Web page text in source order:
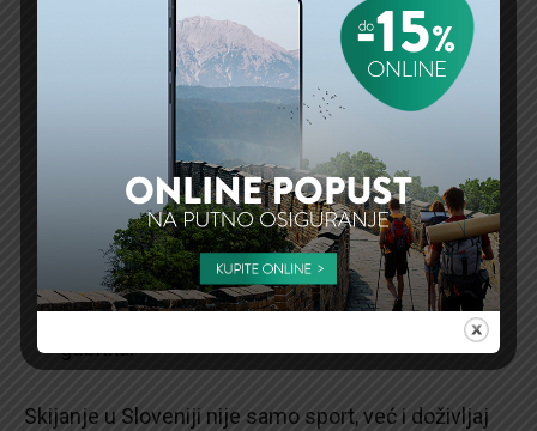
Pre rezervacije smeštaja, proverite da li je
skijalište u blizini i ima li potrebnu
Uvek proverite vremensku prognozu pre
polaska na stazu.
Ponesite kvalitetnu opremu i slojevitu odeću
kako biste se prilagodili promenljivim uslovima.
Fotografišite sve vredne dokumente u slučaju
gubitka.
Skijanje u Sloveniji nije samo sport, već i doživljaj